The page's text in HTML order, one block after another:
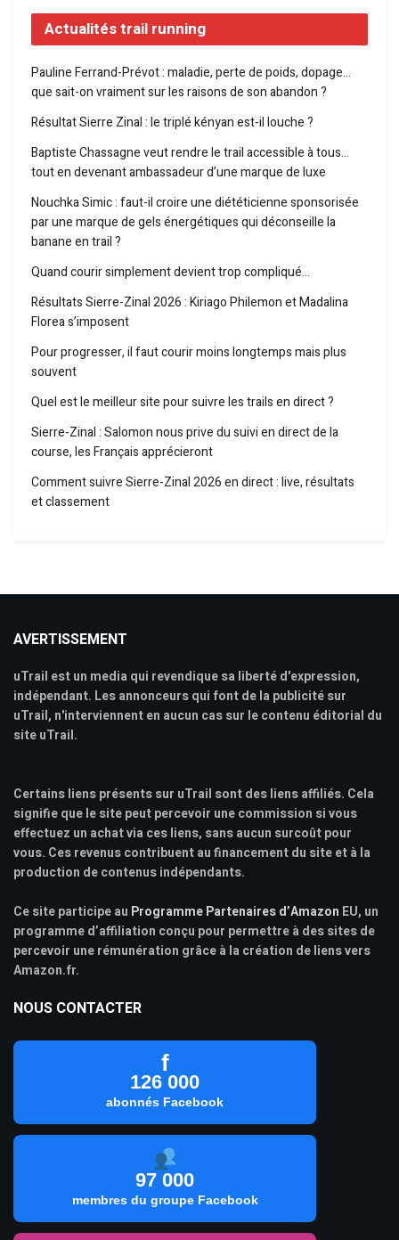
Actualités trail running
Pauline Ferrand-Prévot : maladie, perte de poids, dopage…
que sait-on vraiment sur les raisons de son abandon ?
Résultat Sierre Zinal : le triplé kényan est-il louche ?
Baptiste Chassagne veut rendre le trail accessible à tous…
tout en devenant ambassadeur d’une marque de luxe
Nouchka Simic : faut-il croire une diététicienne sponsorisée
par une marque de gels énergétiques qui déconseille la
banane en trail ?
Quand courir simplement devient trop compliqué…
Résultats Sierre-Zinal 2026 : Kiriago Philemon et Madalina
Florea s’imposent
Pour progresser, il faut courir moins longtemps mais plus
souvent
Quel est le meilleur site pour suivre les trails en direct ?
Sierre-Zinal : Salomon nous prive du suivi en direct de la
course, les Français apprécieront
Comment suivre Sierre-Zinal 2026 en direct : live, résultats
et classement
AVERTISSEMENT
uTrail est un media qui revendique sa liberté d'expression,
indépendant. Les annonceurs qui font de la publicité sur
uTrail, n'interviennent en aucun cas sur le contenu éditorial du
site uTrail.
Certains liens présents sur uTrail sont des liens affiliés. Cela
signifie que le site peut percevoir une commission si vous
effectuez un achat via ces liens, sans aucun surcoût pour
vous. Ces revenus contribuent au financement du site et à la
production de contenus indépendants.
Ce site participe au Programme Partenaires d’Amazon EU, un
programme d’affiliation conçu pour permettre à des sites de
percevoir une rémunération grâce à la création de liens vers
Amazon.fr.
NOUS CONTACTER
f
126 000
abonnés Facebook
97 000
membres du groupe Facebook